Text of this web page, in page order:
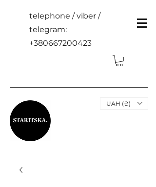
telephone / viber /
telegram:
+380667200423
UAH (₴)